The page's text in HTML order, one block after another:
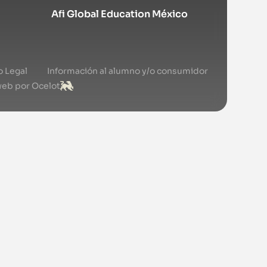
Afi Global Education México
Legal
Información al alumno y/o consumidor
por Ocelot